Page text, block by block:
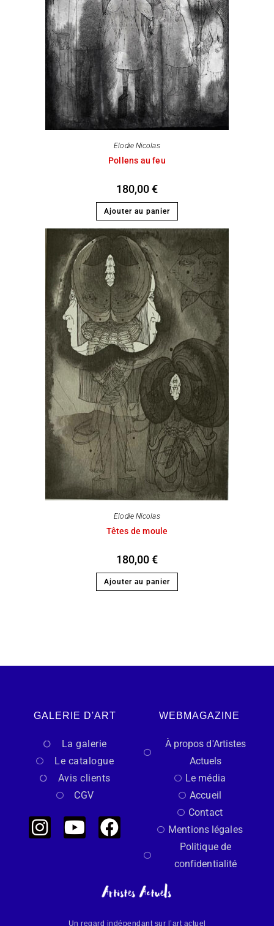
Elodie Nicolas
Pollens au feu
180,00€
Ajouter au panier
Elodie Nicolas
Têtes de moule
180,00€
Ajouter au panier
GALERIE D'ART
La galerie
Le catalogue
Avis clients
CGV
WEBMAGAZINE
À propos d'Artistes
Actuels
Le média
Accueil
Contact
Mentions légales
Politique de
confidentialité
Un regard indépendant sur l’art actuel